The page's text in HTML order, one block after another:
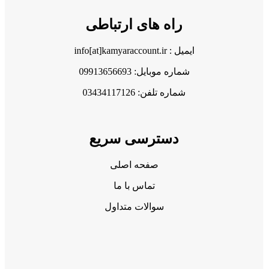
راه های ارتباطی
ایمیل : info[at]kamyaraccount.ir
شماره موبایل: 09913656693
شماره تلفن: 03434117126
دسترسی سریع
صفحه اصلی
تماس با ما
سوالات متداول